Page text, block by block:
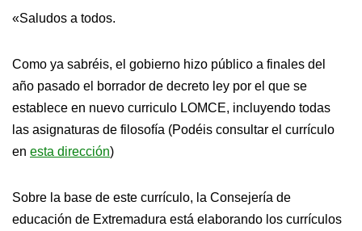
«Saludos a todos.
Como ya sabréis, el gobierno hizo público a finales del
año pasado el borrador de decreto ley por el que se
establece en nuevo curriculo LOMCE, incluyendo todas
las asignaturas de filosofía (Podéis consultar el currículo
en esta dirección)
Sobre la base de este currículo, la Consejería de
educación de Extremadura está elaborando los currículos